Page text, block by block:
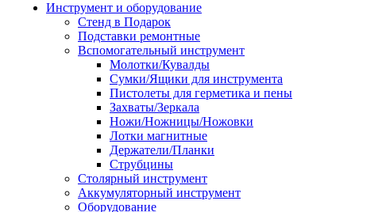
Инструмент и оборудование
Стенд в Подарок
Подставки ремонтные
Вспомогательный инструмент
Молотки/Кувалды
Сумки/Ящики для инструмента
Пистолеты для герметика и пены
Захваты/Зеркала
Ножи/Ножницы/Ножовки
Лотки магнитные
Держатели/Планки
Струбцины
Столярный инструмент
Аккумуляторный инструмент
Оборудование